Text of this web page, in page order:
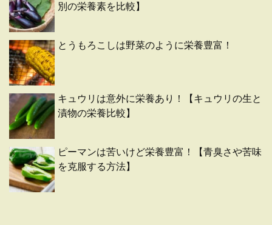
別の栄養素を比較】
とうもろこしは野菜のように栄養豊富！
キュウリは意外に栄養あり！【キュウリの生と
漬物の栄養比較】
ピーマンは苦いけど栄養豊富！【青臭さや苦味
を克服する方法】